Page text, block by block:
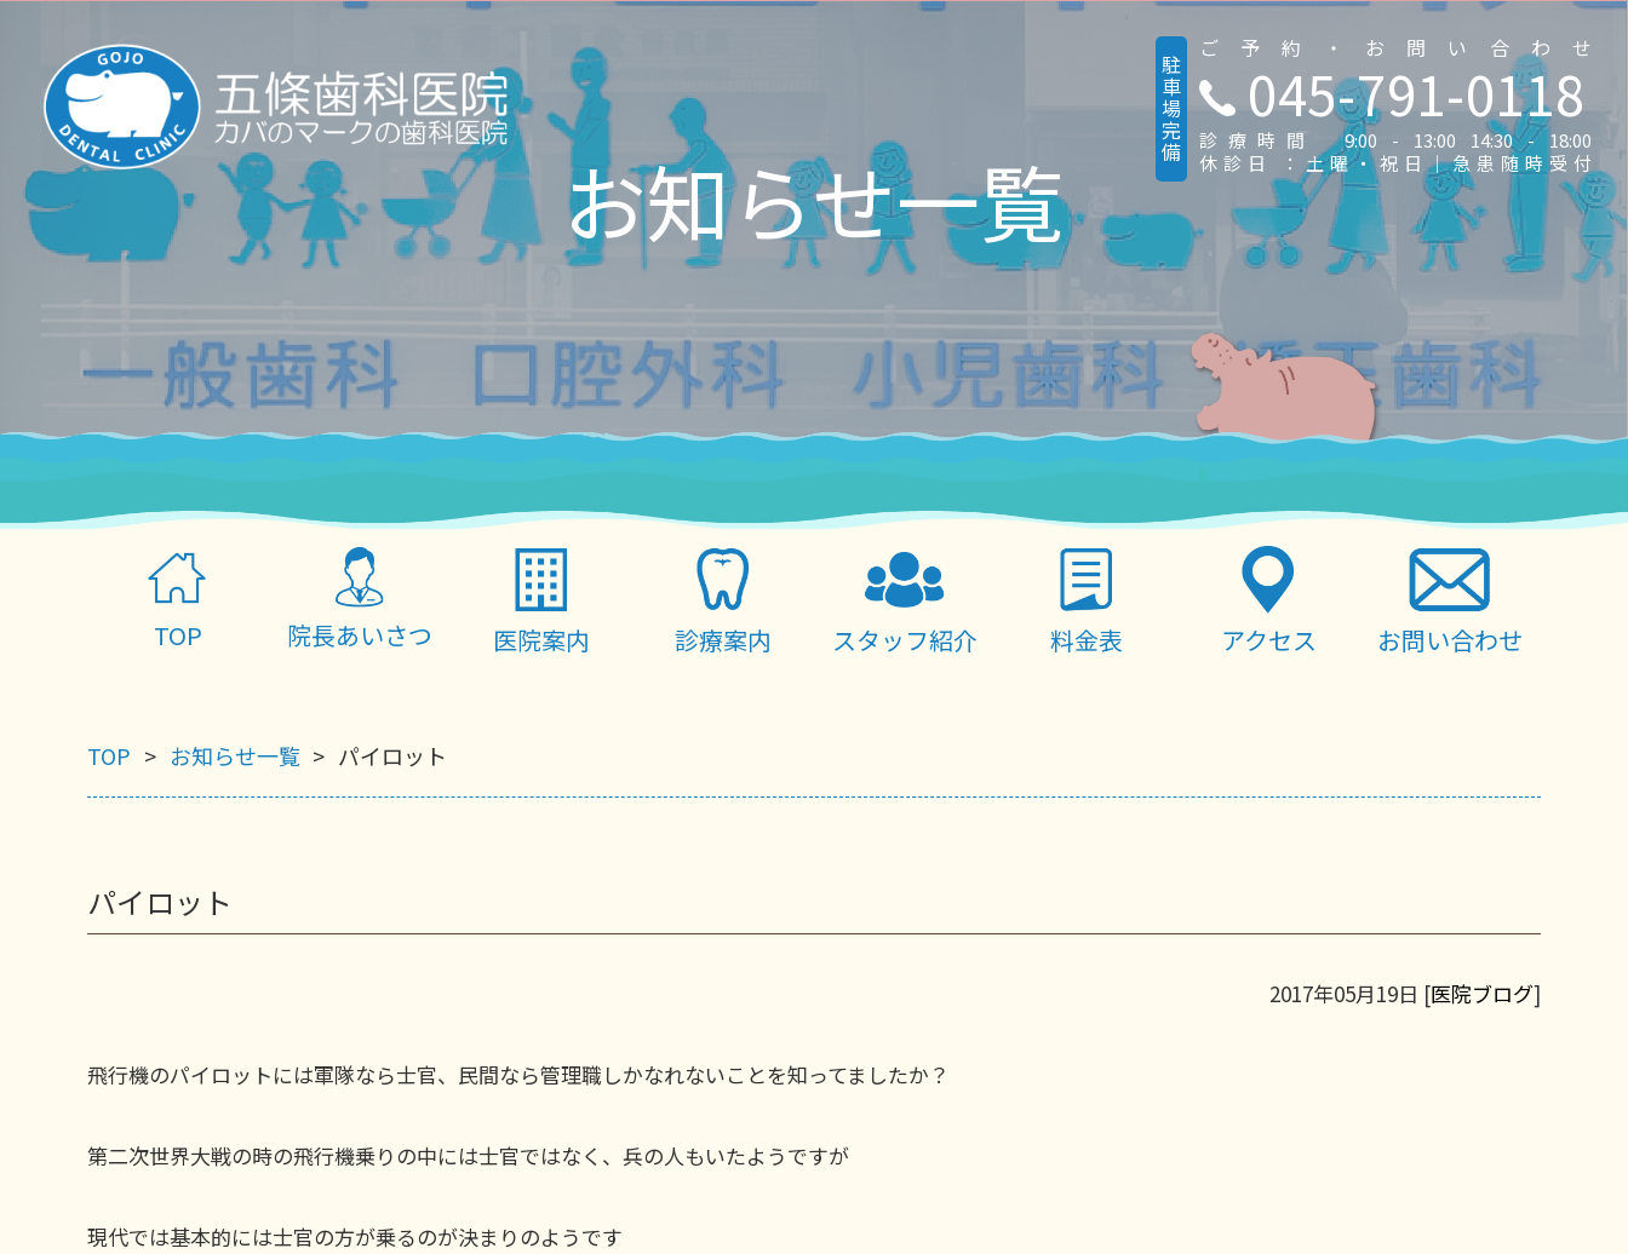
駐車場完備
ご予約・お問い合わせ
045-791-0118
診療時間 9:00 - 13:00 14:30 - 18:00
休診日 ：土曜・祝日｜急患随時受付
お知らせ一覧
TOP 院長あいさつ 医院案内 診療案内 スタッフ紹介 料金表 アクセス お問い合わせ
TOP お知らせ一覧 パイロット
パイロット
2017年05月19日 [医院ブログ]
飛行機のパイロットには軍隊なら士官、民間なら管理職しかなれないことを知ってましたか？
第二次世界大戦の時の飛行機乗りの中には士官ではなく、兵の人もいたようですが
現代では基本的には士官の方が乗るのが決まりのようです